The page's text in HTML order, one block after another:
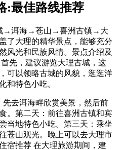
:最佳路线推荐
→洱海→苍山→喜洲古镇→大
了大理的精华景点，能够充分
风光和民族风情。景点介绍及
先，建议游览大理古城，这
可以领略古城的风貌，逛逛洋
和特色小吃。
先去洱海畔欣赏美景，然后前
。第二天：前往喜洲古镇和宾
当地特色小吃。第三天：乘坐
苍山观光。晚上可以去大理市
宿推荐 在大理旅游期间，建